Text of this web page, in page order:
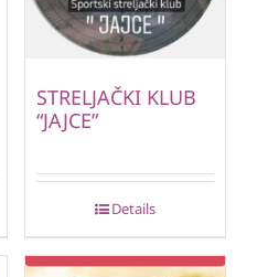
STRELJAČKI KLUB
“JAJCE”
Details